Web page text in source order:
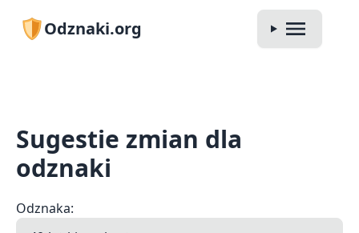
Odznaki.org
Sugestie zmian dla
odznaki
Odznaka: